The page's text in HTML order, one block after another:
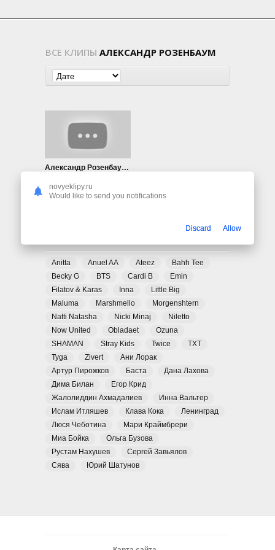
ВСЕ КЛИПЫ АЛЕКСАНДР РОЗЕНБАУМ
Александр Розенбаум — Почти
Anitta Anuel AA Ateez
Bahh Tee
Becky G
BTS Cardi B
Emin
Filatov & Karas
Inna
Little Big
Maluma
Marshmello
Morgenshtern
Natti Natasha
Nicki Minaj
Niletto
Now United
Obladaet
Ozuna
SHAMAN
Stray Kids Twice
TXT
Tyga
Zivert
Ани Лорак
Артур Пирожков
Баста
Дана Лахова
Дима Билан
Егор Крид
Жалолиддин Ахмадалиев
Инна Вальтер
Ислам Итляшев
Клава Кока
Ленинград
Люся Чеботина
Мари Краймбрери
Миа Бойка
Ольга Бузова
Рустам Нахушев
Сергей Завьялов
Сява
Юрий Шатунов
novyeklipy.ru
Would like to send you notifications
Discard Allow